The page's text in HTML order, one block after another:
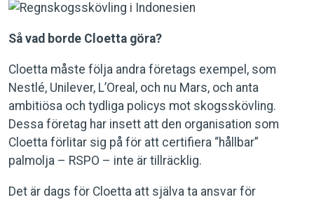
Så vad borde Cloetta göra?
Cloetta måste följa andra företags exempel, som
Nestlé, Unilever, L’Oreal, och nu Mars, och anta
ambitiösa och tydliga policys mot skogsskövling.
Dessa företag har insett att den organisation som
Cloetta förlitar sig på för att certifiera “hållbar”
palmolja – RSPO – inte är tillräcklig.
Det är dags för Cloetta att själva ta ansvar för